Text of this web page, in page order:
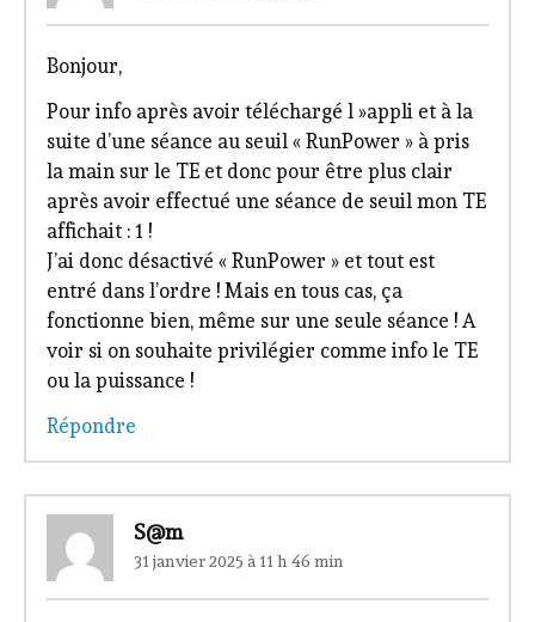
Bonjour,
Pour info après avoir téléchargé l »appli et à la
suite d’une séance au seuil « RunPower » à pris
la main sur le TE et donc pour être plus clair
après avoir effectué une séance de seuil mon TE
affichait : 1 !
J’ai donc désactivé « RunPower » et tout est
entré dans l’ordre ! Mais en tous cas, ça
fonctionne bien, même sur une seule séance ! A
voir si on souhaite privilégier comme info le TE
ou la puissance !
Répondre
S@m
31 janvier 2025 à 11 h 46 min